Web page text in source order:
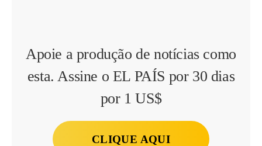
Apoie a produção de notícias como
esta. Assine o EL PAÍS por 30 dias
por 1 US$
CLIQUE AQUI